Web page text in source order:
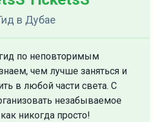
в Дубае
по неповторимым
чем лучше заняться и
в любой части света. С
незабываемое
никогда просто!